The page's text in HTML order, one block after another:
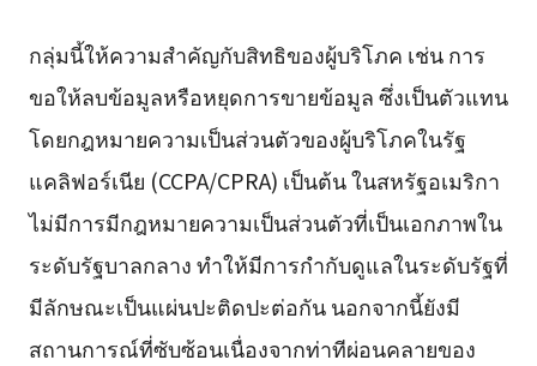
กลุ่มนี้ให้ความสำคัญกับสิทธิของผู้บริโภค เช่น การ
ขอให้ลบข้อมูลหรือหยุดการขายข้อมูล ซึ่งเป็นตัวแทน
โดยกฎหมายความเป็นส่วนตัวของผู้บริโภคในรัฐ
แคลิฟอร์เนีย (CCPA/CPRA) เป็นต้น ในสหรัฐอเมริกา
ไม่มีการมีกฎหมายความเป็นส่วนตัวที่เป็นเอกภาพใน
ระดับรัฐบาลกลาง ทำให้มีการกำกับดูแลในระดับรัฐที่
มีลักษณะเป็นแผ่นปะติดปะต่อกัน นอกจากนี้ยังมี
สถานการณ์ที่ซับซ้อนเนื่องจากท่าทีผ่อนคลายของ